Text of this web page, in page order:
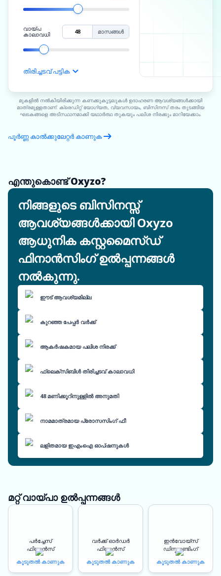
വായ്പ
കാലാവധി
മാസങ്ങൾ
തിരിച്ചടവ് പട്ടിക
മുകളിൽ നൽകിയിരിക്കുന്ന കണക്കുകൂട്ടലുകൾ ഉദാഹരണ ആവശ്യങ്ങൾക്കായി
മാത്രമുള്ളതാണ്. ക്രെഡിറ്റ് യോഗ്യത, വ്യവസായം, ബിസിനസ് തരം തുടങ്ങിയ
ഘടകങ്ങളെ അടിസ്ഥാനമാക്കി യഥാർത്ഥ തുകയും പലിശ നിരക്കും മാറിയേക്കാം.
പൂർണ്ണ കാൽക്കുലേറ്റർ കാണുക
എന്തുകൊണ്ട് Oxyzo?
നിങ്ങളുടെ ബിസിനസ്സ്
ആവശ്യങ്ങൾക്കായി Oxyzo
ആധുനിക കസ്റ്റമൈസ്ഡ്
ഫിനാൻസിംഗ് ഉൽപ്പന്നങ്ങൾ
നൽകുന്നു.
ഈട് ആവശ്യമില്ല
കുറഞ്ഞ പേപ്പർ വർക്ക്
ആകർഷകമായ പലിശ നിരക്ക്
ഫ്ലെക്സിബിൾ തിരിച്ചടവ് കാലാവധി
48 മണിക്കൂറിനുള്ളിൽ അനുമതി
നാമമാത്രമായ പ്രോസസിംഗ് ഫീ
ലളിതമായ ഇഎംഐ ഓപ്ഷനുകൾ
മറ്റ് വായ്പാ ഉൽപ്പന്നങ്ങൾ
പർച്ചേസ്
ഫിനാൻസ്
കൂടുതൽ കാണുക
വർക്ക് ഓർഡർ
ഫിനാൻസ്
കൂടുതൽ കാണുക
ഇൻവോയ്സ്
ഡിസ്കൗണ്ടിംഗ്
കൂടുതൽ കാണുക